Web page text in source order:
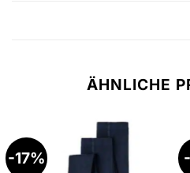
ÄHNLICHE
-17%